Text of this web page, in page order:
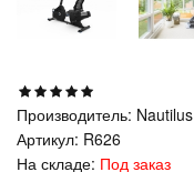
Производитель: Nautilus
Артикул: R626
На складе: Под заказ